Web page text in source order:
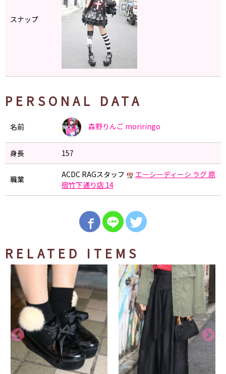
スナップ
PERSONAL DATA
名前 森野りんご moriringo
身長 157
職業 ACDC RAGスタッフ
エーシーディーシ ラグ 原
宿竹下通り店 14
RELATED ITEMS